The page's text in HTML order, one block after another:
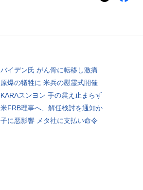
バイデン氏 がん骨に転移し激痛
原爆の犠牲に 米兵の慰霊式開催
KARAスンヨン 手の震え止まらず
米FRB理事へ、解任検討を通知か
子に悪影響 メタ社に支払い命令